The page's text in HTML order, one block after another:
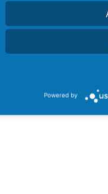
nach
helfen Ihnen gerne bei allen
Powered by